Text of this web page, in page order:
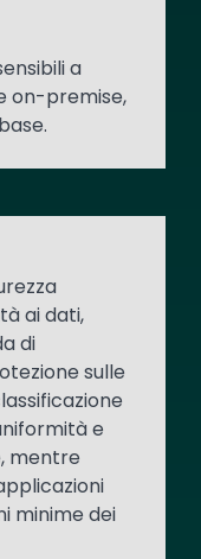
a
on-premise,
ai dati,
di
sulle
e
mentre
minime dei